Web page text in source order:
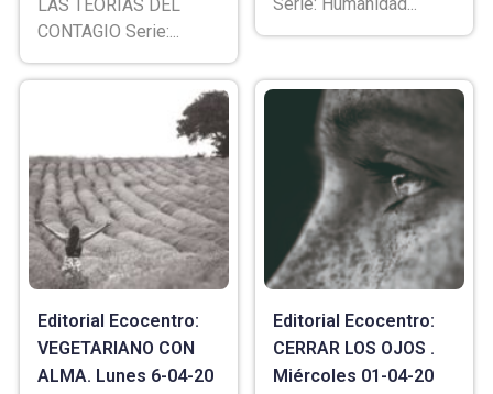
LAS TEORÍAS DEL
CONTAGIO Serie:...
Editorial Ecocentro:
VEGETARIANO CON
ALMA. Lunes 6-04-20
Editorial Ecocentro:
CERRAR LOS OJOS .
Miércoles 01-04-20